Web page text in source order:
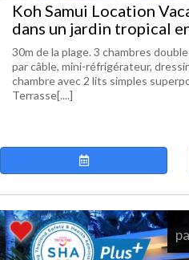
Koh Samui Location
dans un jardin tropical
30m de la plage. 3 chambres
par câble, mini-réfrigérateur,
chambre avec 2 lits simples
Terrasse[....]